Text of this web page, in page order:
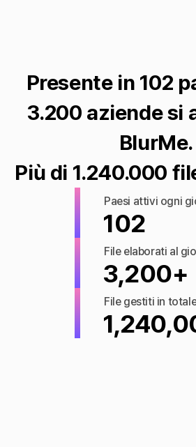
Presente in 102
3.200 aziende si
BlurMe.
Più di 1.240.000
Paesi attivi ogni
102
File elaborati al
3,200+
File gestiti in